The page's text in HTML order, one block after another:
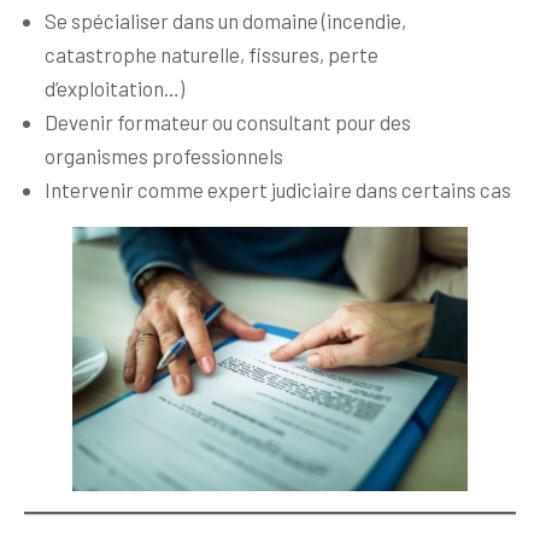
Se spécialiser dans un domaine (incendie,
catastrophe naturelle, fissures, perte
d’exploitation…)
Devenir formateur ou consultant pour des
organismes professionnels
Intervenir comme expert judiciaire dans certains cas